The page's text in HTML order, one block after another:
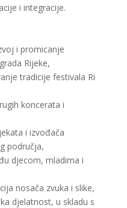
i integracije.
i promicanje
Rijeke,
tradicije festivala Ri
koncerata i
i izvođača
područja,
djecom, mladima i
nosača zvuka i slike,
djelatnost, u skladu s